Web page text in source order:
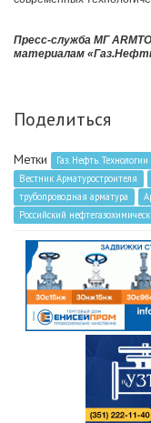
Пресс-служба МГ
материалам
Поделиться
Метки Газ. Нефть. Технологии
Вестник Арматуростроителя
трубопроводная арматура
Российский